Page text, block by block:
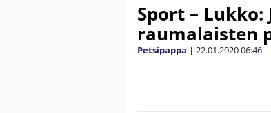
Sport –
raumalaisten
Petsipappa | 22.01.202006:46